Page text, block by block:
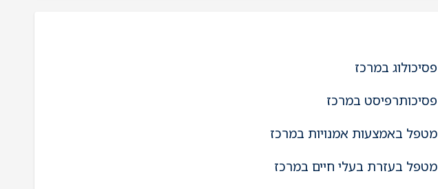
פסיכולוג במרכז
פסיכותרפיסט במרכז
מטפל באמצעות אמנויות במרכז
מטפל בעזרת בעלי חיים במרכז